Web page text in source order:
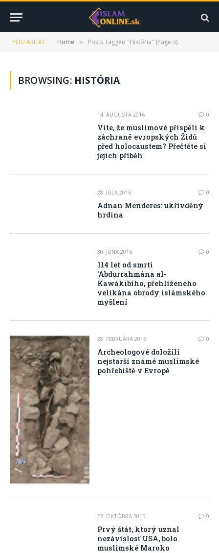
YOU ARE AT: Home » Posts Tagged "História" (Page 3)
BROWSING: HISTÓRIA
14. AUGUSTA 2016 0
Víte, že muslimové přispěli k
záchraně evropských Židů
před holocaustem? Přečtěte si
jejich příběh
28. JÚLA 2016 0
Adnan Menderes: ukřivděný
hrdina
30. JÚNA 2016 0
114 let od smrti
’Abdurrahmána al-
Kawákibího, přehlíženého
velikána obrody islámského
myšlení
28. FEBRUÁRA 2016 0
Archeologové doložili
nejstarší známé muslimské
pohřebiště v Evropě
27. OKTÓBRA 2015 0
Prvý štát, ktorý uznal
nezávislosť USA, bolo
muslimské Maroko